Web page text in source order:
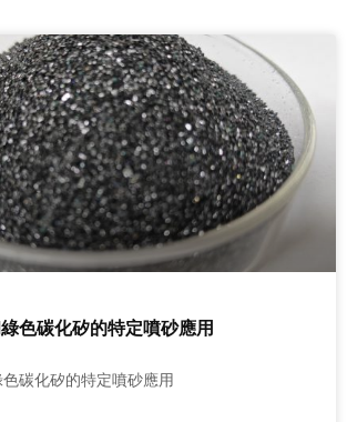
色碳化矽的特定噴砂應用
碳化矽的特定噴砂應用